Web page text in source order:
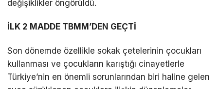
değişiklikler öngörüldü.
İLK 2 MADDE TBMM’DEN GEÇTİ
Son dönemde özellikle sokak çetelerinin çocukları
kullanması ve çocukların karıştığı cinayetlerle
Türkiye’nin en önemli sorunlarından biri haline gelen